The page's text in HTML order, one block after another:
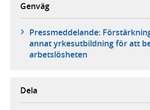
Genväg
Pressmeddelande:
annat yrkesutbildning för att
arbetslösheten
Dela